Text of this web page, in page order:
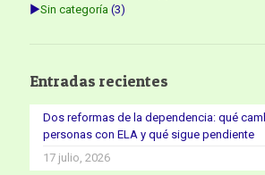
►Sin categoría (3)
Entradas recientes
Dos reformas de la dependencia: qué
personas con ELA y qué sigue pendiente
17 julio, 2026